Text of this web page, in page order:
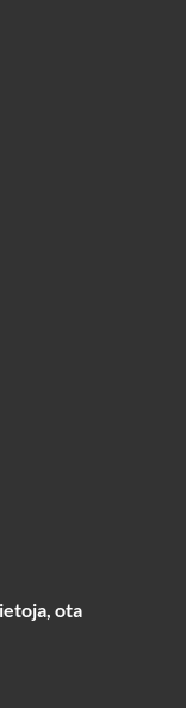
ota